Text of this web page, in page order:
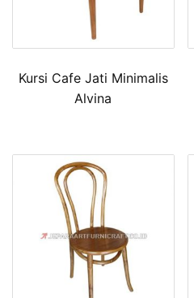
Kursi Cafe Jati Minimalis
Alvina